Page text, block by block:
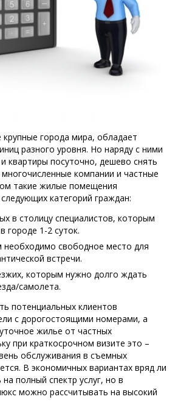
города мира, обладает
разного уровня. Но наряду с ними
квартиры посуточно, дешево снять
компании и частные
такие жилые помещения
категорий граждан:
в столицу специалистов, которым
городе 1-2 суток.
свободное место для
встречи.
которым нужно долго ждать
самолета.
потенциальных клиентов
с дорогостоящими номерами, а
жилье от частных
при краткосрочном визите это –
обслуживания в съемных
В экономичных вариантах вряд ли
полный спектр услуг, но в
можно рассчитывать на высокий